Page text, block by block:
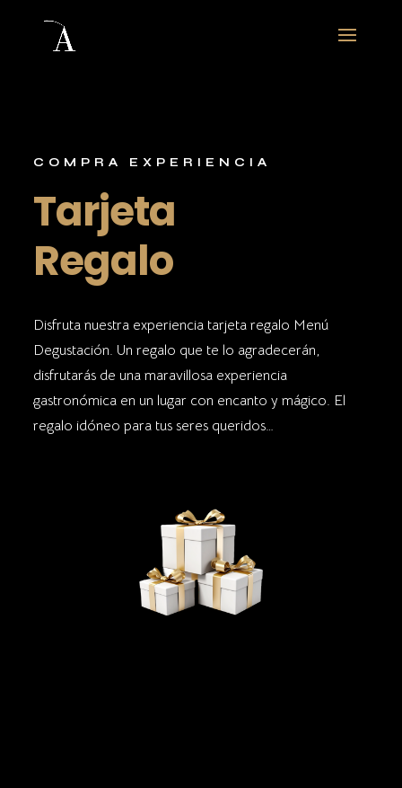
COMPRA EXPERIENCIA
Tarjeta
Regalo
Disfruta nuestra experiencia tarjeta regalo Menú
Degustación. Un regalo que te lo agradecerán,
disfrutarás de una maravillosa experiencia
gastronómica en un lugar con encanto y mágico. El
regalo idóneo para tus seres queridos…